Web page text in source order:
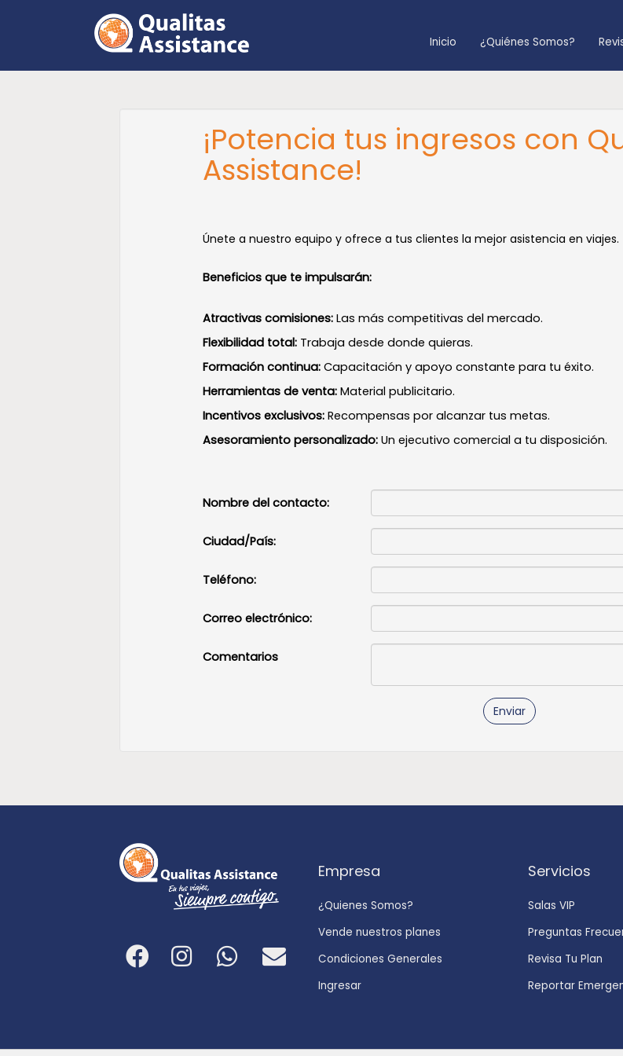
Inicio ¿Quiénes Somos?
¡Potencia tus ingresos con
Assistance!
Únete a nuestro equipo y ofrece a tus clientes la mejor asistencia en viajes.
Beneficios que te impulsarán:
Atractivas comisiones:Las más competitivas del mercado.
Flexibilidad total: Trabaja desde donde quieras.
Formación continua:Capacitación y apoyo constante para tu éxito.
Herramientas de venta:Material publicitario.
Incentivos exclusivos: Recompensas por alcanzar tus metas.
Asesoramiento personalizado:Un ejecutivo comercial a tu disposición.
Nombre del contacto:
Ciudad/País:
Teléfono:
Correo electrónico:
Comentarios
Enviar
Empresa
¿Quienes Somos?
Vende nuestros planes
Condiciones Generales
Ingresar
Servicios
Salas VIP
Preguntas
Revisa Tu Plan
Reportar